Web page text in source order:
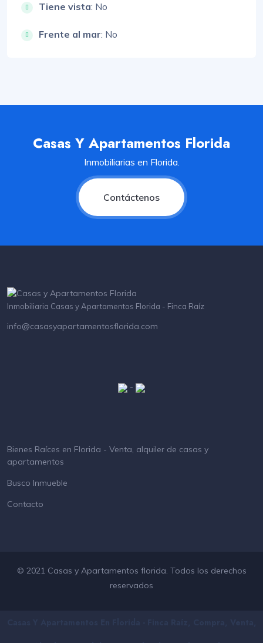
Tiene vista: No
Frente al mar: No
Casas Y Apartamentos Florida
Inmobiliarias en Florida.
Contáctenos
Inmobiliaria Casas y Apartamentos Florida - Finca Raíz
info@casasyapartamentosflorida.com
-
Bienes Raíces en Florida - Venta, alquiler de casas y
apartamentos
Busco Inmueble
Contacto
© 2021 Casas y Apartamentos florida. Todos los derechos
reservados